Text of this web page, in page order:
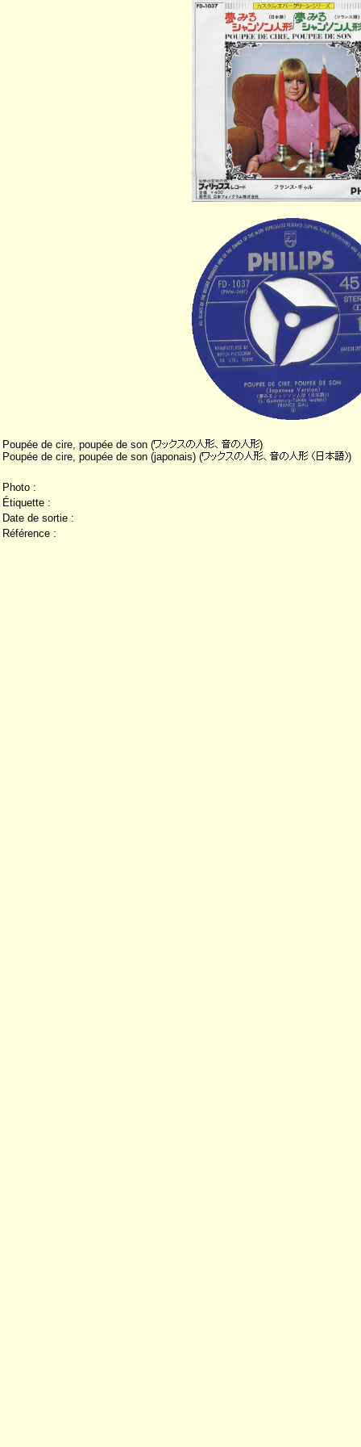
Poupée de cire, poupée de son (
)
Poupée de cire, poupée de son (japonais) (
)
Photo :
Étiquette :
Date de sortie :
Référence :